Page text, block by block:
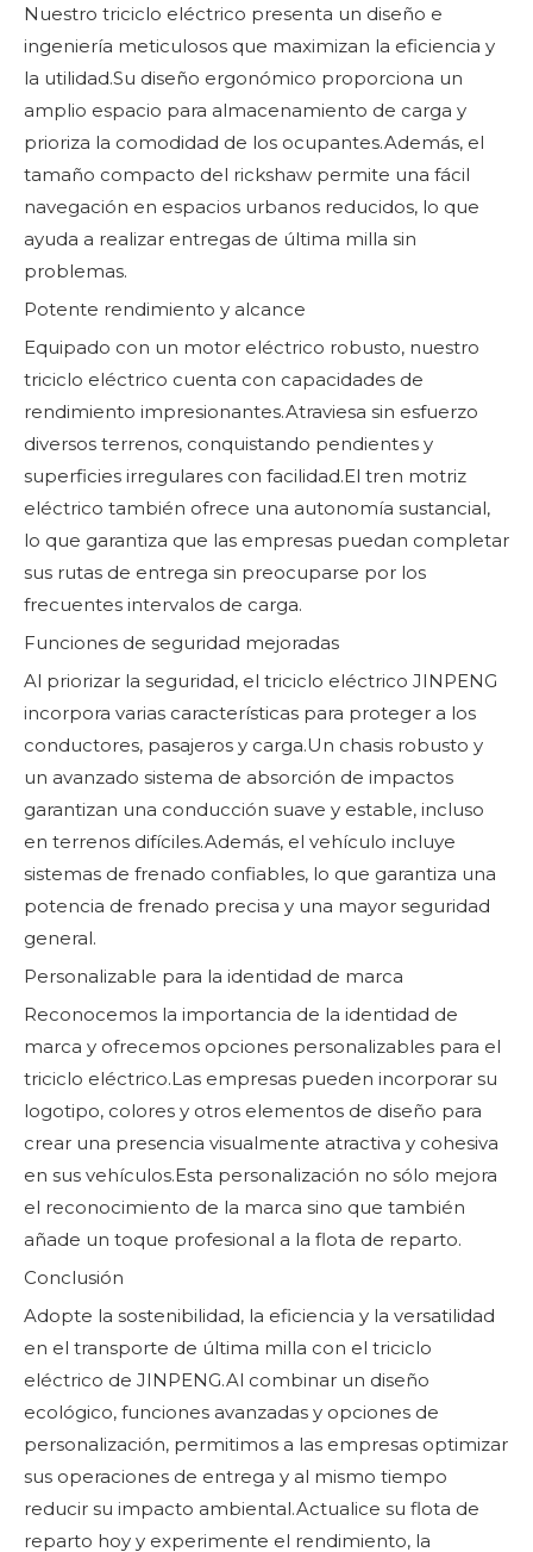
Nuestro triciclo eléctrico presenta un diseño e
ingeniería meticulosos que maximizan la eficiencia y
la utilidad.Su diseño ergonómico proporciona un
amplio espacio para almacenamiento de carga y
prioriza la comodidad de los ocupantes.Además, el
tamaño compacto del rickshaw permite una fácil
navegación en espacios urbanos reducidos, lo que
ayuda a realizar entregas de última milla sin
problemas.
Potente rendimiento y alcance
Equipado con un motor eléctrico robusto, nuestro
triciclo eléctrico cuenta con capacidades de
rendimiento impresionantes.Atraviesa sin esfuerzo
diversos terrenos, conquistando pendientes y
superficies irregulares con facilidad.El tren motriz
eléctrico también ofrece una autonomía sustancial,
lo que garantiza que las empresas puedan completar
sus rutas de entrega sin preocuparse por los
frecuentes intervalos de carga.
Funciones de seguridad mejoradas
Al priorizar la seguridad, el triciclo eléctrico JINPENG
incorpora varias características para proteger a los
conductores, pasajeros y carga.Un chasis robusto y
un avanzado sistema de absorción de impactos
garantizan una conducción suave y estable, incluso
en terrenos difíciles.Además, el vehículo incluye
sistemas de frenado confiables, lo que garantiza una
potencia de frenado precisa y una mayor seguridad
general.
Personalizable para la identidad de marca
Reconocemos la importancia de la identidad de
marca y ofrecemos opciones personalizables para el
triciclo eléctrico.Las empresas pueden incorporar su
logotipo, colores y otros elementos de diseño para
crear una presencia visualmente atractiva y cohesiva
en sus vehículos.Esta personalización no sólo mejora
el reconocimiento de la marca sino que también
añade un toque profesional a la flota de reparto.
Conclusión
Adopte la sostenibilidad, la eficiencia y la versatilidad
en el transporte de última milla con el triciclo
eléctrico de JINPENG.Al combinar un diseño
ecológico, funciones avanzadas y opciones de
personalización, permitimos a las empresas optimizar
sus operaciones de entrega y al mismo tiempo
reducir su impacto ambiental.Actualice su flota de
reparto hoy y experimente el rendimiento, la